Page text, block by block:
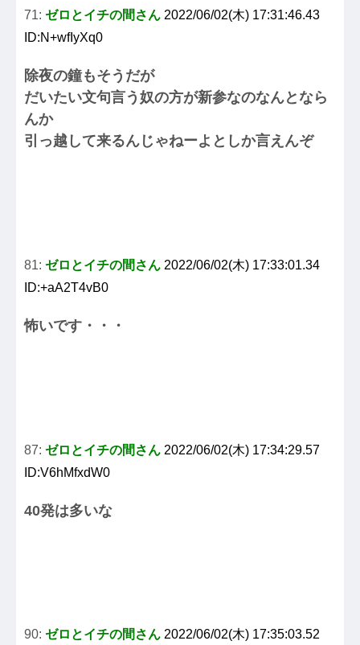
71: ゼロとイチの間さん 2022/06/02(木) 17:31:46.43
ID:N+wfIyXq0
除夜の鐘もそうだが
だいたい文句言う奴の方が新参なのなんとなら
んか
引っ越して来るんじゃねーよとしか言えんぞ
81: ゼロとイチの間さん 2022/06/02(木) 17:33:01.34
ID:+aA2T4vB0
怖いです・・・
87: ゼロとイチの間さん 2022/06/02(木) 17:34:29.57
ID:V6hMfxdW0
40発は多いな
90: ゼロとイチの間さん 2022/06/02(木) 17:35:03.52